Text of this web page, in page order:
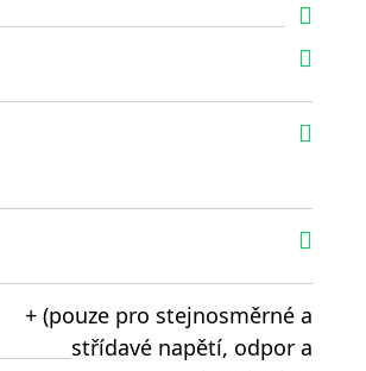
+ (pouze pro stejnosměrné a
střídavé napětí, odpor a